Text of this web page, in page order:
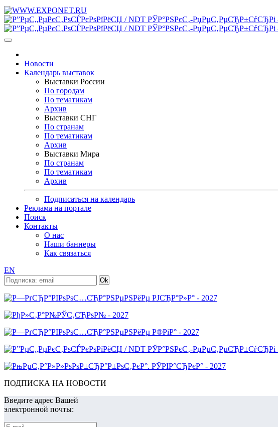
Новости
Календарь выставок
Выставки России
По городам
По тематикам
Архив
Выставки СНГ
По странам
По тематикам
Архив
Выставки Мира
По странам
По тематикам
Архив
Подписаться на календарь
Реклама на портале
Поиск
Контакты
О нас
Наши баннеры
Как связаться
EN
ПОДПИСКА НА НОВОСТИ
Введите адрес Вашей
электронной почты: